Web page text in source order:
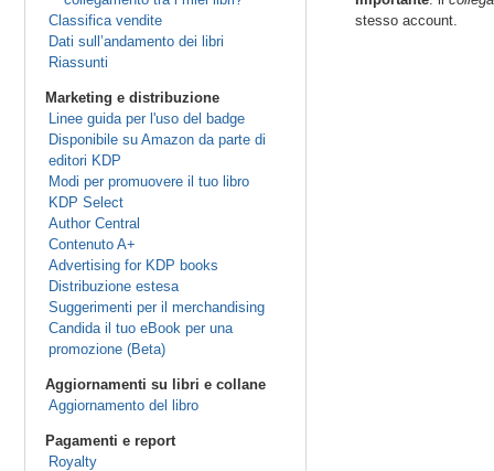
Classifica vendite
Dati sull’andamento dei libri
Riassunti
Marketing e distribuzione
Linee guida per l'uso del badge
Disponibile su Amazon da parte di
editori KDP
Modi per promuovere il tuo libro
KDP Select
Author Central
Contenuto A+
Advertising for KDP books
Distribuzione estesa
Suggerimenti per il merchandising
Candida il tuo eBook per una
promozione (Beta)
Aggiornamenti su libri e collane
Aggiornamento del libro
Pagamenti e report
Royalty
stesso account.